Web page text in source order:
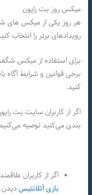
میکس روز بت رایون
هر روز یکی از میکس های
رویدادهای برتر را انتخاب
برای استفاده از میکس
برخی قوانین و شرایط آگاه
کنید.
اگر از کاربران سایت بت
بندی می‌کنید توصیه
اگر از کاربران
بازی آتلانتیسدیدن